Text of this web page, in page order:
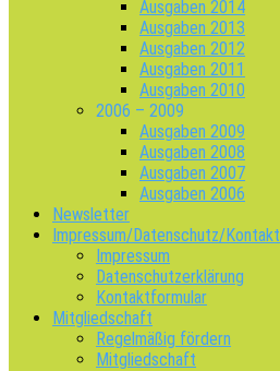
Ausgaben 2014
Ausgaben 2013
Ausgaben 2012
Ausgaben 2011
Ausgaben 2010
2006 – 2009
Ausgaben 2009
Ausgaben 2008
Ausgaben 2007
Ausgaben 2006
Newsletter
Impressum/Datenschutz/Kontakt
Impressum
Datenschutzerklärung
Kontaktformular
Mitgliedschaft
Regelmäßig fördern
Mitgliedschaft